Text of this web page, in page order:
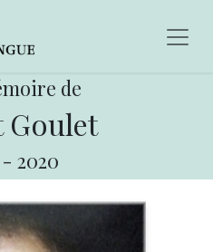
de
Goulet
- 2020